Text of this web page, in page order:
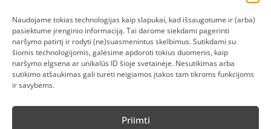
Naudojame tokias technologijas kaip slapukai, kad išsaugotume ir (arba)
pasiektume įrenginio informaciją. Tai darome siekdami pagerinti
naršymo patirtį ir rodyti (ne)suasmenintus skelbimus. Sutikdami su
šiomis technologijomis, galėsime apdoroti tokius duomenis, kaip
naršymo elgsena ar unikalūs ID šioje svetainėje. Nesutikimas arba
sutikimo atšaukimas gali turėti neigiamos įtakos tam tikroms funkcijoms
ir savybėms.
Priimti
PREKIŲ IR PINIGŲ GRĄŽINIMAS
ATSISKAITYMAS
D.U.K
KOKYBĖS POLITIKA
SLAPUKŲ POLITIKA
SĄLYGOS IR TAISYKLĖS
ELEKTRONIKOS RŪŠIAVIMAS